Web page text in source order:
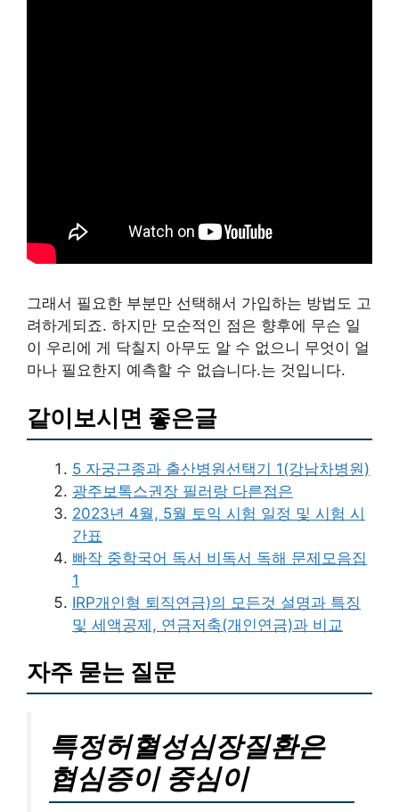
그래서 필요한 부분만 선택해서 가입하는 방법도 고
려하게되죠. 하지만 모순적인 점은 향후에 무슨 일
이 우리에 게 닥칠지 아무도 알 수 없으니 무엇이 얼
마나 필요한지 예측할 수 없습니다.는 것입니다.
같이보시면 좋은글
5 자궁근종과 출산병원선택기 1(강남차병원)
광주보톡스권장 필러랑 다른점은
2023년 4월, 5월 토익 시험 일정 및 시험 시
간표
빠작 중학국어 독서 비독서 독해 문제모음집
1
IRP개인형 퇴직연금)의 모든것 설명과 특징
및 세액공제, 연금저축(개인연금)과 비교
자주 묻는 질문
특정허혈성심장질환은
협심증이 중심이